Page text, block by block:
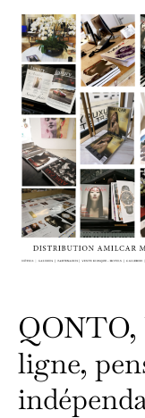
QONTO,
ligne,